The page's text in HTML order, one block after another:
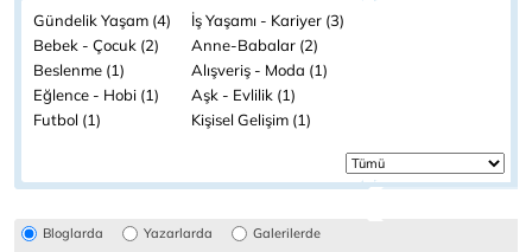
Gündelik Yaşam (4)
İş Yaşamı - Kariyer (3)
Bebek - Çocuk (2)
Anne-Babalar (2)
Beslenme (1)
Alışveriş - Moda (1)
Eğlence - Hobi (1)
Aşk - Evlilik (1)
Futbol (1)
Kişisel Gelişim (1)
Bloglarda Yazarlarda Galerilerde